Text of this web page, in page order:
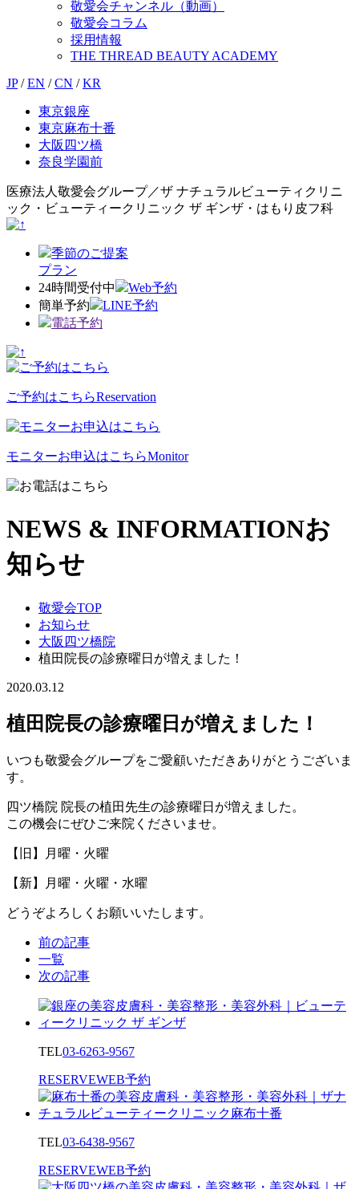
敬愛会チャンネル（動画）
敬愛会コラム
採用情報
THE THREAD BEAUTY ACADEMY
JP / EN / CN / KR
東京銀座
東京麻布十番
大阪四ツ橋
奈良学園前
医療法人敬愛会グループ／ザ ナチュラルビューティクリニ
ック・ビューティークリニック ザ ギンザ・はもり皮フ科
季節のご提案
プラン
24時間受付中
Web予約
簡単予約
LINE予約
電話予約
ご予約はこちらReservation
モニターお申込はこちらMonitor
NEWS & INFORMATIONお
知らせ
敬愛会TOP
お知らせ
大阪四ツ橋院
植田院長の診療曜日が増えました！
2020.03.12
植田院長の診療曜日が増えました！
いつも敬愛会グループをご愛顧いただきありがとうございま
す。
四ツ橋院 院長の植田先生の診療曜日が増えました。
この機会にぜひご来院くださいませ。
【旧】月曜・火曜
【新】月曜・火曜・水曜
どうぞよろしくお願いいたします。
前の記事
一覧
次の記事
TEL03-6263-9567
RESERVEWEB予約
TEL03-6438-9567
RESERVEWEB予約